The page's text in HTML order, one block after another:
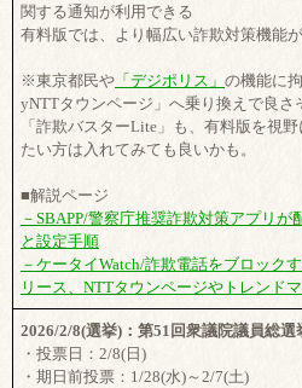
関する通知が利用できる
有料版では、より幅広い詐欺対策機能が
※東京都民や 「デジポリス」 の機能に
yNTTタウンページ」へ乗り換えで良さ
「詐欺バスターLite」も、有料版を視
たい方は入れてみても良いかも。
■解説ページ
－SBAPP/警察庁推奨詐欺対策アプリ
と設定手順
－ケータイWatch/詐欺電話をブロック
リース、NTTタウンページやトレンド
2026/2/8(選挙)：第51回衆議院議員総選
・投票日：2/8(日)
・期日前投票：1/28(水)～2/7(土)